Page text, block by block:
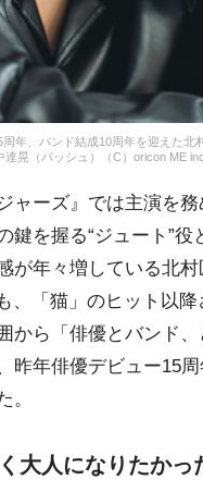
周年、バンド結成10周年を迎えた北
達晃（パッシュ）（C）oricon ME inc.
ーズ』では主演を
鍵を握る“ジュート”
が年々増している北
、「猫」のヒット以
から「俳優とバンド
昨年俳優デビュー15
。
大人になりたか